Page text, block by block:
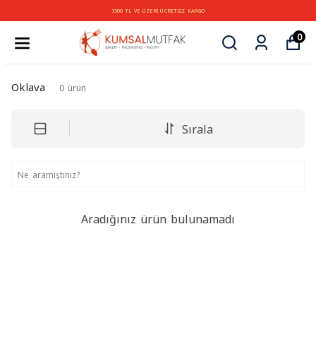
3500 TL VE ÜZERİ ÜCRETSİZ KARGO
0
Oklava 0 ürün
Sırala
Aradığınız ürün bulunamadı